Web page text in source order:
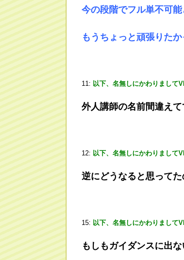
今の段階でフル単不可
もうちょっと頑張りたか
11: 以下、名無しにかわりまして
外人講師の名前間違え
12: 以下、名無しにかわりまして
逆にどうなると思って
15: 以下、名無しにかわりまして
もしもガイダンスに出